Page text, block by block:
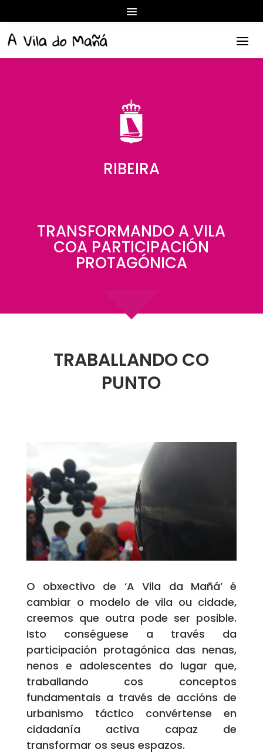
RIBEIRA
TRANSFORMANDO A VILA
COA PARTICIPACIÓN
PROTAGÓNICA
TRABALLANDO CO
PUNTO
O obxectivo de ‘A Vila da Mañá’ é
cambiar o modelo de vila ou cidade,
creemos que outra pode ser posible.
Isto conséguese a través da
participación protagónica das nenas,
nenos e adolescentes do lugar que,
traballando cos conceptos
fundamentais a través de accións de
urbanismo táctico convértense en
cidadanía activa capaz de
transformar os seus espazos.